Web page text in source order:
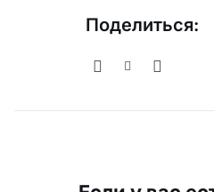
Поделиться: